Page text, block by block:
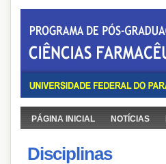
PÁGINA INICIAL NOTÍCIAS
Disciplinas